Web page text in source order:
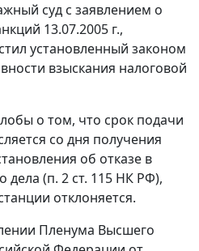
суд с заявлением о
13.07.2005 г.,
установленный законом
взыскания налоговой
о том, что срок подачи
со дня получения
об отказе в
дела (п. 2 ст. 115 НК РФ),
отклоняется.
Пленума Высшего